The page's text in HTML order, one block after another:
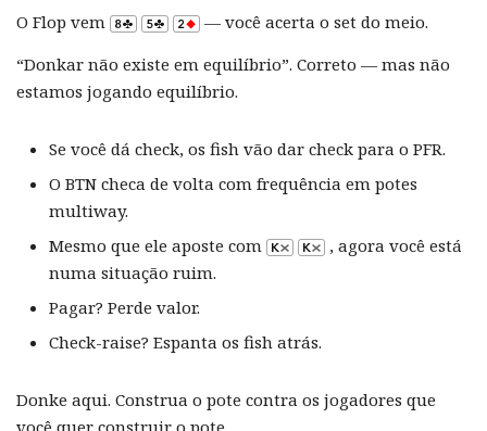
O Flop vem
— você acerta o set do meio.
“Donkar não existe em equilíbrio”. Correto — mas não
estamos jogando equilíbrio.
Se você dá check, os fish vão dar check para o PFR.
O BTN checa de volta com frequência em potes
multiway.
Mesmo que ele aposte com
, agora você está
numa situação ruim.
Pagar? Perde valor.
Check-raise? Espanta os fish atrás.
Donke aqui. Construa o pote contra os jogadores que
você quer construir o pote.